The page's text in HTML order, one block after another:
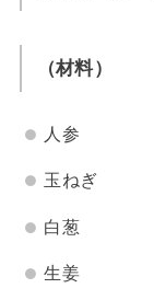
（材料）
人参 1
玉ねぎ
白葱 1
生姜 1